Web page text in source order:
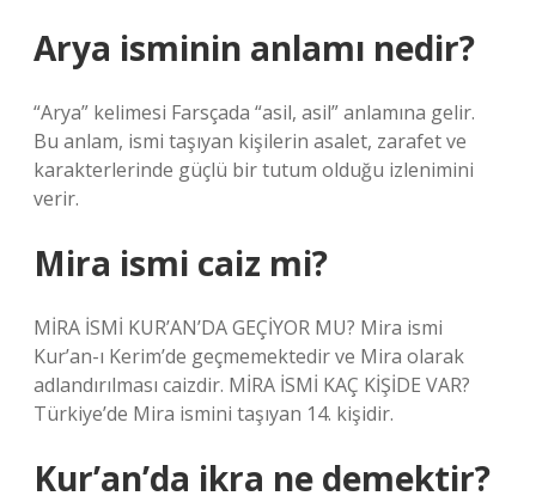
Arya isminin anlamı nedir?
“Arya” kelimesi Farsçada “asil, asil” anlamına gelir.
Bu anlam, ismi taşıyan kişilerin asalet, zarafet ve
karakterlerinde güçlü bir tutum olduğu izlenimini
verir.
Mira ismi caiz mi?
MİRA İSMİ KUR’AN’DA GEÇİYOR MU? Mira ismi
Kur’an-ı Kerim’de geçmemektedir ve Mira olarak
adlandırılması caizdir. MİRA İSMİ KAÇ KİŞİDE VAR?
Türkiye’de Mira ismini taşıyan 14. kişidir.
Kur’an’da ikra ne demektir?